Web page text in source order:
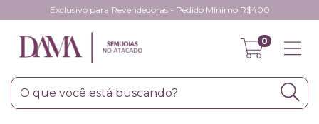
Exclusivo para Revendedoras - Pedido Mínimo R$400
0